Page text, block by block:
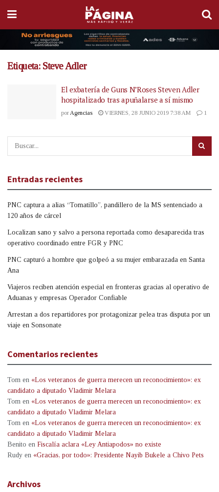
Etiqueta: Steve Adler
El exbatería de Guns N’Roses Steven Adler
hospitalizado tras apuñalarse a sí mismo
por Agencias VIERNES, 28 JUNIO 2019 7:38 AM 1
Entradas recientes
PNC captura a alias “Tomatillo”, pandillero de la MS sentenciado a
120 años de cárcel
Localizan sano y salvo a persona reportada como desaparecida tras
operativo coordinado entre FGR y PNC
PNC capturó a hombre que golpeó a su mujer embarazada en Santa
Ana
Viajeros reciben atención especial en fronteras gracias al operativo de
Aduanas y empresas Operador Confiable
Arrestan a dos repartidores por protagonizar pelea tras disputa por un
viaje en Sonsonate
Comentarios recientes
Tom en «Los veteranos de guerra merecen un reconocimiento»: ex
candidato a diputado Vladimir Melara
Tom en «Los veteranos de guerra merecen un reconocimiento»: ex
candidato a diputado Vladimir Melara
Tom en «Los veteranos de guerra merecen un reconocimiento»: ex
candidato a diputado Vladimir Melara
Benito en Fiscalía aclara «Ley Antiapodos» no existe
Rudy en «Gracias, por todo»: Presidente Nayib Bukele a Chivo Pets
Archivos